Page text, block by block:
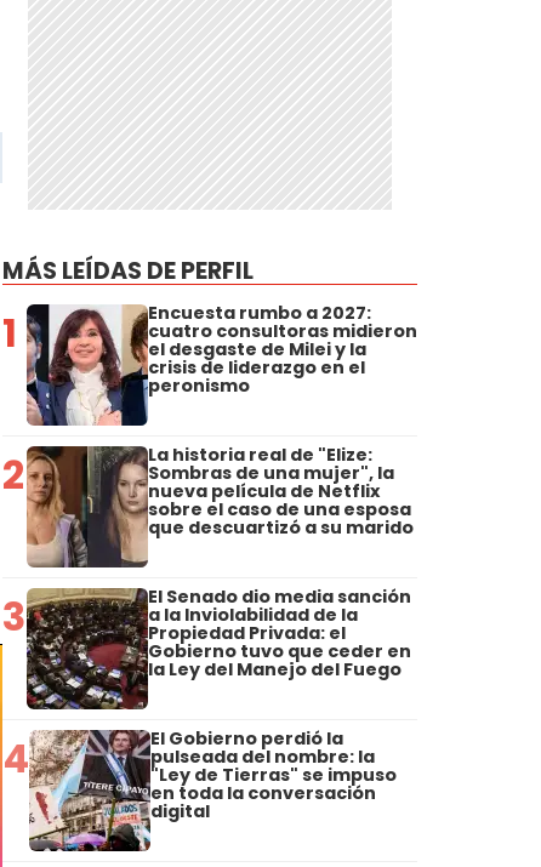
MÁS LEÍDAS DE PERFIL
1 Encuesta rumbo a 2027:
cuatro consultoras midieron
el desgaste de Milei y la
crisis de liderazgo en el
peronismo
2 La historia real de "Elize:
Sombras de una mujer", la
nueva película de Netflix
sobre el caso de una esposa
que descuartizó a su marido
3 El Senado dio media sanción
a la Inviolabilidad de la
Propiedad Privada: el
Gobierno tuvo que ceder en
la Ley del Manejo del Fuego
4 El Gobierno perdió la
pulseada del nombre: la
"Ley de Tierras" se impuso
en toda la conversación
digital